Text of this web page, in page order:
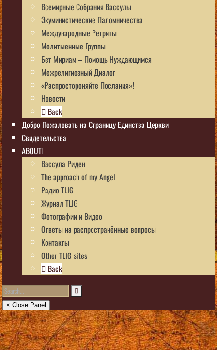
Всемирные Собрания Вассулы
Экуминистические Паломничества
Международные Ретриты
Молитыенные Группы
Бет Мириам – Помощь Нуждающимся
Межрелигиозный Диалог
«Распростороняйте Послания»!
Новости
Back
Добро Пожаловать на Страницу Единства Церкви
Свидетельства
ABOUT
Вассула Риден
The approach of my Angel
Радио TLIG
Журнал TLIG
Фотографии и Видео
Ответы на распространённые вопросы
Контакты
Other TLIG sites
Back
× Close Panel